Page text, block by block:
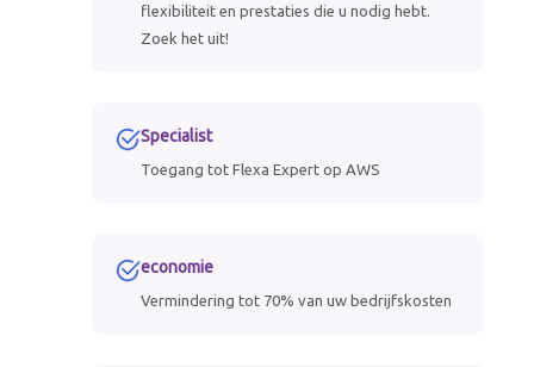
flexibiliteit en prestaties die u nodig hebt.
Zoek het uit!
Specialist
Toegang tot Flexa Expert op AWS
economie
Vermindering tot 70% van uw bedrijfskosten